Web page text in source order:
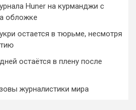
Huner на курманджи с
обложке
остается в тюрьме, несмотря
остаётся в плену после
журналистики мира